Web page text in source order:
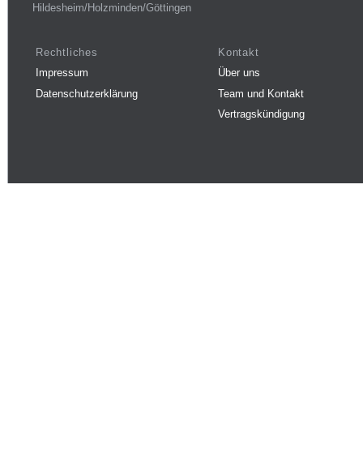
Hildesheim/Holzminden/Göttingen
Rechtliches
Impressum
Datenschutzerklärung
Kontakt
Über uns
Team und Kontakt
Vertragskündigung